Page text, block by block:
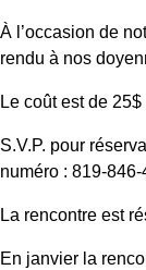
À l’occasion de
rendu à nos
Le coût est de
S.V.P. pour
numéro : 819-
La rencontre est
En janvier la